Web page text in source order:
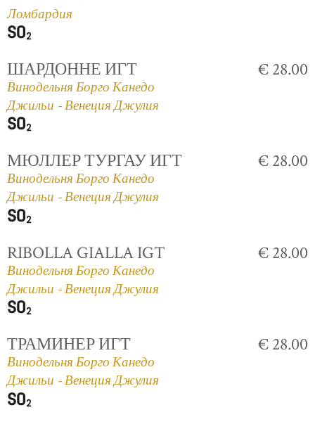
Ломбардия
ШАРДОННЕ ИГТ
Винодельня Борго Канедо
Джильи - Венеция Джулия
€ 28.00
МЮЛЛЕР ТУРГАУ ИГТ
Винодельня Борго Канедо
Джильи - Венеция Джулия
€ 28.00
RIBOLLA GIALLA IGT
Винодельня Борго Канедо
Джильи - Венеция Джулия
€ 28.00
ТРАМИНЕР ИГТ
Винодельня Борго Канедо
Джильи - Венеция Джулия
€ 28.00